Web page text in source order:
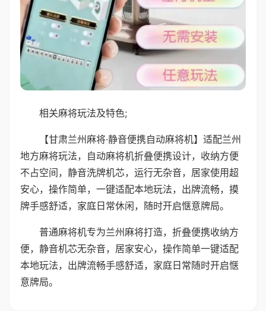
相关麻将玩法及特色;
【甘肃兰州麻将·静音便携自动麻将机】适配兰州
地方麻将玩法，自动麻将机折叠便携设计，收纳方便
不占空间，静音洗牌机芯，运行无杂音，居家使用超
安心，操作简单，一键适配本地玩法，出牌流畅，摸
牌手感舒适，家庭日常休闲，随时开启惬意牌局。
普通麻将机专为兰州麻将打造，折叠便携收纳方
便，静音机芯无杂音，居家安心，操作简单一键适配
本地玩法，出牌流畅手感舒适，家庭日常随时开启惬
意牌局。